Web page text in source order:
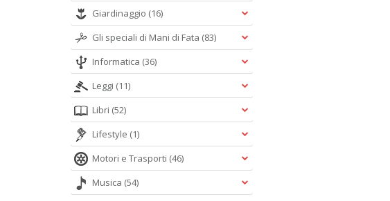
Giardinaggio (16)
Gli speciali di Mani di Fata (83)
Informatica (36)
Leggi (11)
Libri (52)
Lifestyle (1)
Motori e Trasporti (46)
Musica (54)